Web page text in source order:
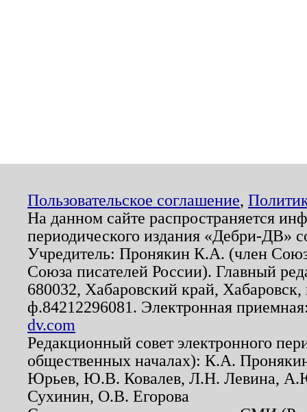
Пользовательское соглашение,
На данном сайте распространяется
периодического издания «Дебри-ДВ»
Учредитель: Пронякин К.А. (член
Союза писателей России). Главный
680032, Хабаровский край,
ф.84212296081. Электронная
dv.com
Редакционный совет электронного
общественных началах): К.А.
Юрьев, Ю.В. Ковалев, Л.Н. Левина,
Сухинин, О.В. Егорова